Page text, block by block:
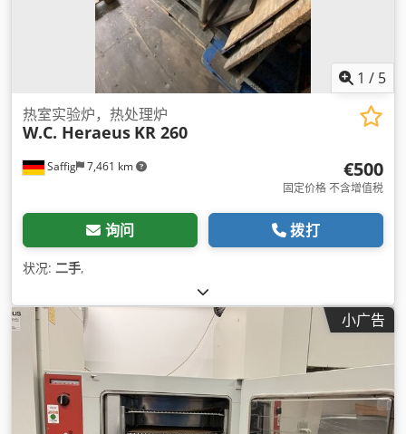
1 / 5
Saffig 7,461 km
热室实验炉，热处理炉
W.C. Heraeus KR 260
€500
固定价格 不含增值税
询问 拨打
状况: 二手,
小广告